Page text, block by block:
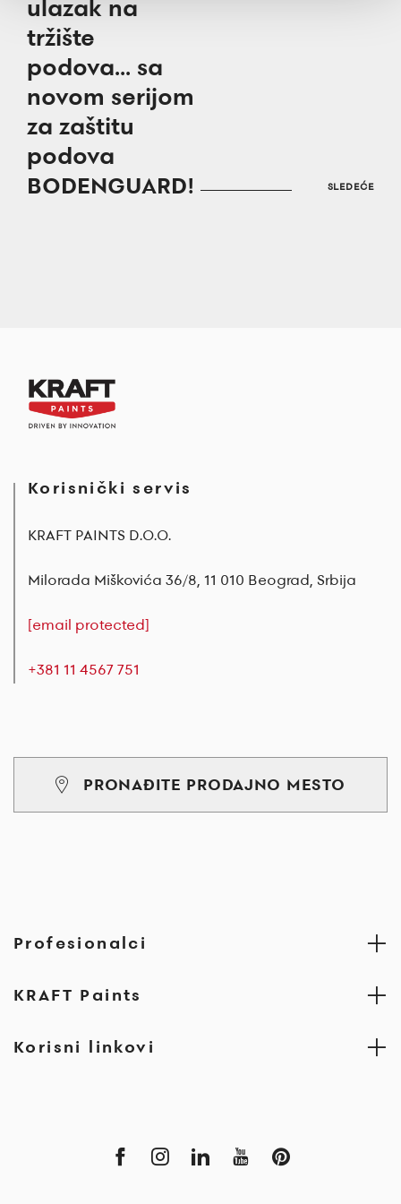
ulazak na
tržište
podova... sa
novom serijom
za zaštitu
podova
BODENGUARD!
SLEDEĆE
Korisnički servis
KRAFT PAINTS D.O.O.
Milorada Miškovića 36/8, 11 010 Beograd, Srbija
[email protected]
+381 11 4567 751
PRONAĐITE PRODAJNO MESTO
Profesionalci
KRAFT Paints
Korisni linkovi